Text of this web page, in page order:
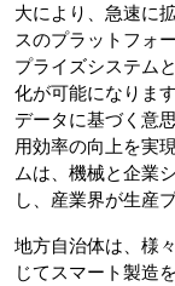
大により、急速に
スのプラットフォ
プライズシステム
化が可能になりま
データに基づく意
用効率の向上を実
ムは、機械と企業
し、産業界が生産
地方自治体は、様
じてスマート製造